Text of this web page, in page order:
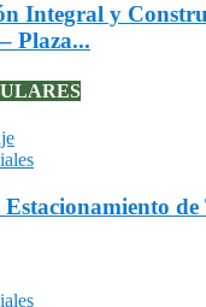
Integral y
Plaza...
Estacionamiento